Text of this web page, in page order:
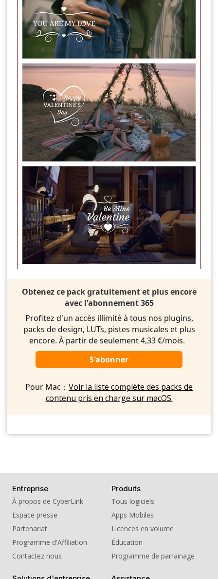
Obtenez ce pack gratuitement et plus encore
avec l'abonnement 365
Profitez d'un accès illimité à tous nos plugins,
packs de design, LUTs, pistes musicales et plus
encore. À partir de seulement 4,33 €/mois.
S'abonner
Pour Mac： Voir la liste complète des packs de
contenu pris en charge sur macOS.
Entreprise
À propos de CyberLink
Espace presse
Partenariat
Programme d'Affiliation
Contactez nous
Produits
Tous logiciels
Apps Mobiles
Licences en volume
Éducation
Programme de parrainage